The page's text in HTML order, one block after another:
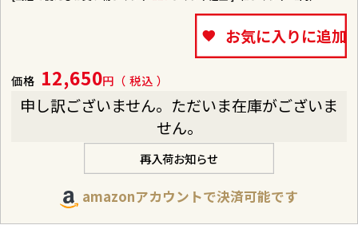
価格 12,650 税込
申し訳ございません。ただいま在庫がございま
せん。
お気に入りに追加
再入荷お知らせ
amazonアカウントで決済可能です